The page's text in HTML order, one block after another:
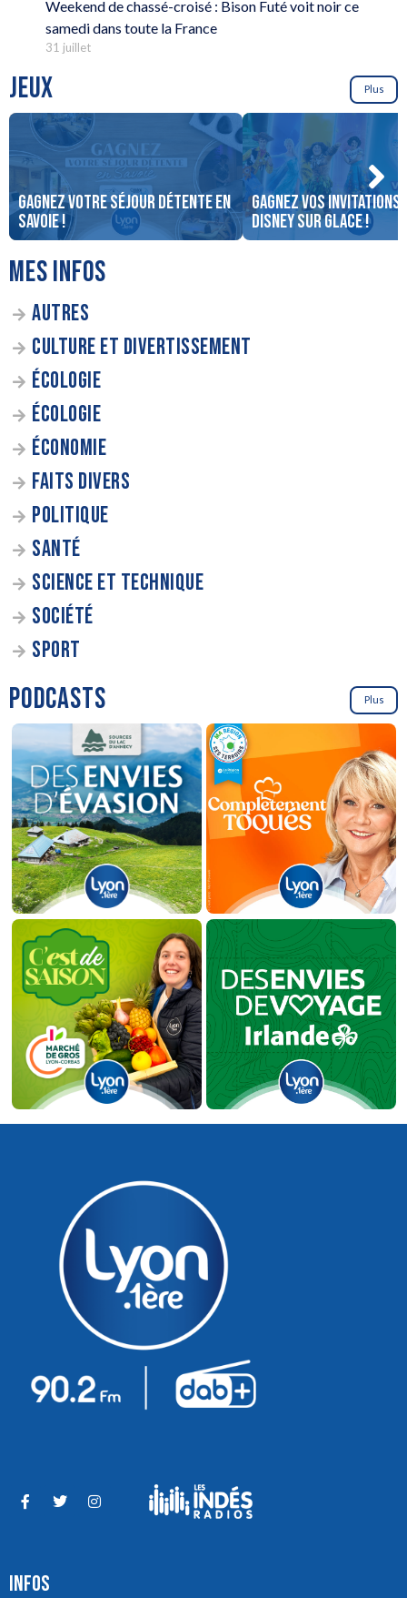
Weekend de chassé-croisé : Bison Futé voit noir ce
samedi dans toute la France
31 juillet
JEUX Plus
Gagnez votre séjour détente en
Savoie !
Gagnez vos invitations
Disney sur Glace !
MES INFOS
AUTRES
CULTURE ET DIVERTISSEMENT
ÉCOLOGIE
ÉCOLOGIE
ÉCONOMIE
FAITS DIVERS
POLITIQUE
SANTÉ
SCIENCE ET TECHNIQUE
SOCIÉTÉ
SPORT
PODCASTS Plus
INFOS